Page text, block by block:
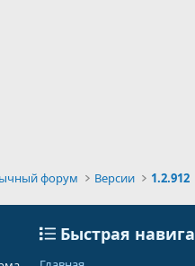
форум Версии 1.2.912
Быстрая